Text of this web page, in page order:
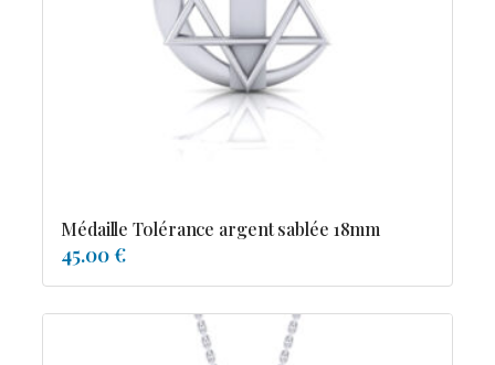
Médaille Tolérance argent sablée 18mm
45.00 €